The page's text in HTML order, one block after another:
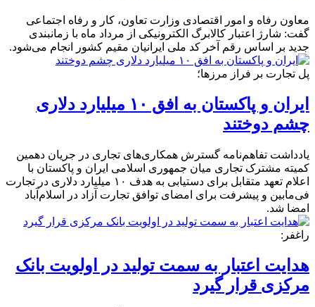
معاون رفاه و امور اقتصادی وزارت تعاون، کار و رفاه اجتماعی
گفت: شارژ اعتبار کالابرگ الکترونیکی از مرداد ماه با زمانبندی
جدید بر اساس رقم آخر کد ملی ایرانیان مقیم کشور انجام می‌شود.
پل تجارت بر فراز مرزها؛
ایران و پاکستان به افق ۱۰ میلیارد دلاری
چشم دوختند
یادداشت تفاهم‌نامه گسترش همکاری‌های تجاری در جریان دهمین
کمیته مشترک تجاری میان جمهوری اسلامی ایران و پاکستان با
اعلام تعهد متقابل برای دستیابی به هدف ۱۰ میلیارد دلاری در تجارت
فی‌مابین و پیشرفت برای امضای توافق تجارت آزاد در اسلام‌آباد
امضا شد.
راغفر:
هدایت اعتبار به سمت تولید در اولویت بانک
مرکزی قرار گیرد